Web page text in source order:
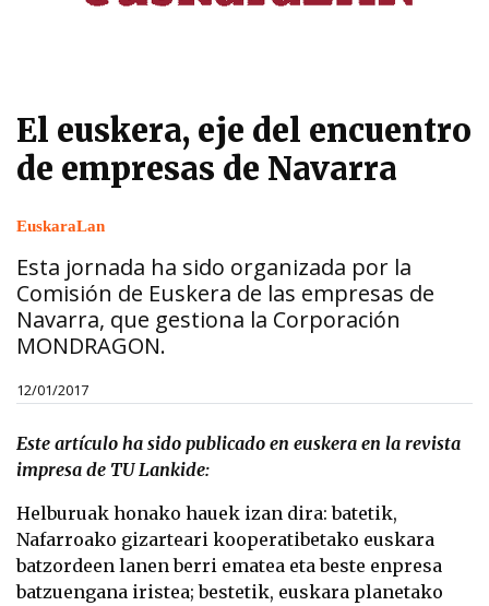
El euskera, eje del encuentro
de empresas de Navarra
EuskaraLan
Esta jornada ha sido organizada por la
Comisión de Euskera de las empresas de
Navarra, que gestiona la Corporación
MONDRAGON.
12/01/2017
Este artículo ha sido publicado en euskera en la revista
impresa de TU Lankide:
Helburuak honako hauek izan dira: batetik,
Nafarroako gizarteari kooperatibetako euskara
batzordeen lanen berri ematea eta beste enpresa
batzuengana iristea; bestetik, euskara planetako